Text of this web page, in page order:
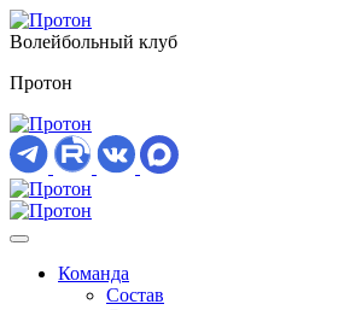
Волейбольный клуб
Протон
Команда
Состав